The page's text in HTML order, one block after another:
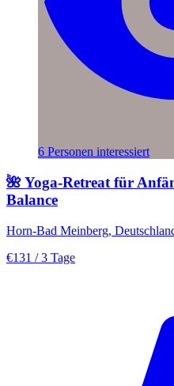
6 Personen interessiert
🌺 Yoga-Retreat für
Balance
Horn-Bad Meinberg,
€131 / 3 Tage